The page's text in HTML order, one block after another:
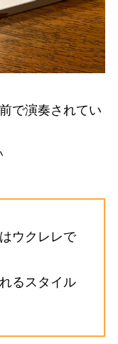
で演奏されてい
ウクレレで
るスタイル